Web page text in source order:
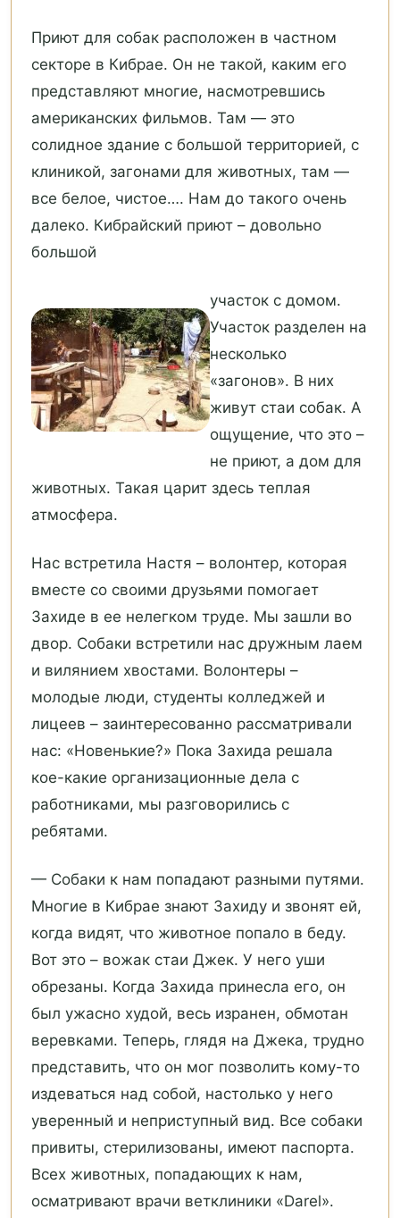
Приют для собак расположен в частном
секторе в Кибрае. Он не такой, каким его
представляют многие, насмотревшись
американских фильмов. Там — это
солидное здание с большой территорией, с
клиникой, загонами для животных, там —
все белое, чистое…. Нам до такого очень
далеко. Кибрайский приют – довольно
большой
участок с домом.
Участок разделен на
несколько
«загонов». В них
живут стаи собак. А
ощущение, что это –
не приют, а дом для
животных. Такая царит здесь теплая
атмосфера.
Нас встретила Настя – волонтер, которая
вместе со своими друзьями помогает
Захиде в ее нелегком труде. Мы зашли во
двор. Собаки встретили нас дружным лаем
и вилянием хвостами. Волонтеры –
молодые люди, студенты колледжей и
лицеев – заинтересованно рассматривали
нас: «Новенькие?» Пока Захида решала
кое-какие организационные дела с
работниками, мы разговорились с
ребятами.
— Собаки к нам попадают разными путями.
Многие в Кибрае знают Захиду и звонят ей,
когда видят, что животное попало в беду.
Вот это – вожак стаи Джек. У него уши
обрезаны. Когда Захида принесла его, он
был ужасно худой, весь изранен, обмотан
веревками. Теперь, глядя на Джека, трудно
представить, что он мог позволить кому-то
издеваться над собой, настолько у него
уверенный и неприступный вид. Все собаки
привиты, стерилизованы, имеют паспорта.
Всех животных, попадающих к нам,
осматривают врачи ветклиники «Darel».